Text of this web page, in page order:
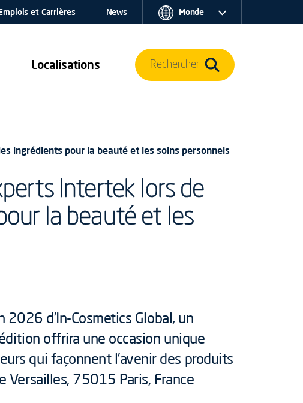
Localisations
et Carrières News Monde
Rechercher
ingrédients pour la beauté et les soins personnels
Intertek lors de
la beauté et les
d’In-Cosmetics Global, un
offrira une occasion unique
qui façonnent l’avenir des produits
Versailles, 75015 Paris, France